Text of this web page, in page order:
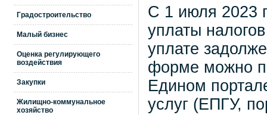
Градостроительство
Малый бизнес
Оценка регулирующего
воздействия
Закупки
Жилищно-коммунальное
хозяйство
С 1 июля 2023
уплаты
уплате
форме можно
Едином
услуг (ЕПГУ,